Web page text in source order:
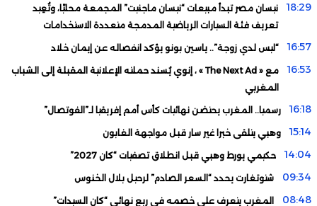
18:29
نيسان مصر تبدأ مبيعات “نيسان ماجنيت” المجمعة محليًا، وتُعِيد
تعريف فئة السيارات الرياضية المدمجة متعددة الاستخدامات
16:57 “ليس لدي زوجة”.. ياسين بونو يؤكد انفصاله عن إيمان خلاد
16:53
مع « The Next Ad » ، إنوي يُسند حملته الإعلانية المقبلة إلى الشباب
المغربي
16:18 رسميا.. المغرب يحتضن نهائيات كأس أمم إفريقيا لـ”الفوتصال”
15:14 وهبي يتلقى خبرا غير سار قبل مواجهة الغابون
14:04 حكيمي يورط وهبي قبل انطلاق تصفيات “كان 2027”
09:34 شتوتغارت يحدد “السعر الصادم” لرحيل بلال الخنوس
08:48 المغرب يتعرف على خصمه في ربع نهائي “كان السيدات”